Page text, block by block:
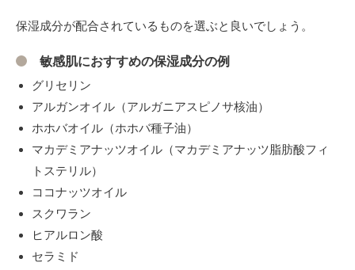
保湿成分が配合されているものを選ぶと良いでしょう。
敏感肌におすすめの保湿成分の例
グリセリン
アルガンオイル（アルガニアスピノサ核油）
ホホバオイル（ホホバ種子油）
マカデミアナッツオイル（マカデミアナッツ脂肪酸フィ
トステリル）
ココナッツオイル
スクワラン
ヒアルロン酸
セラミド